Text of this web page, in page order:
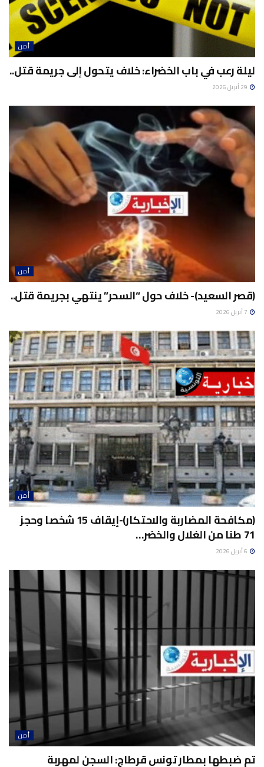
أمن
ليلة رعب في باب الخضراء: خلاف يتحول إلى جريمة قتل..
أمن
(قصر السعيد)- خلاف حول “السحر” ينتهي بجريمة قتل..
أمن
(مكافحة المضاربة والاحتكار)-إيقاف 15 شخصا وحجز
71 طنا من الغلال والخضر…
أمن
تم ضبطها بمطار تونس قرطاج: السجن لمهربة